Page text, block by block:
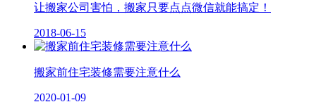
让搬家公司害怕，搬家只要点点微信就能搞定！
2018-06-15
搬家前住宅装修需要注意什么
2020-01-09